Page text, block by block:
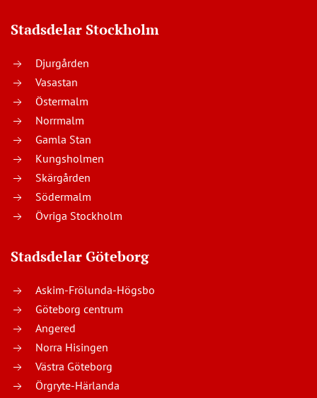
Stadsdelar Stockholm
Djurgården
Vasastan
Östermalm
Norrmalm
Gamla Stan
Kungsholmen
Skärgården
Södermalm
Övriga Stockholm
Stadsdelar Göteborg
Askim-Frölunda-Högsbo
Göteborg centrum
Angered
Norra Hisingen
Västra Göteborg
Örgryte-Härlanda